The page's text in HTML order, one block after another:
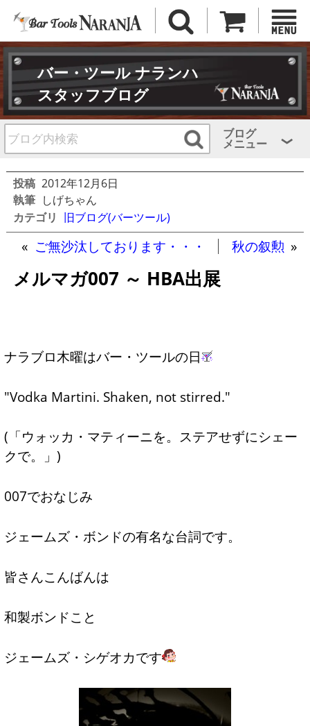
バー・ツール ナランハ
スタッフブログ
ブログ
メニュー
投稿 2012年12月6日
執筆 しげちゃん
カテゴリ 旧ブログ(バーツール)
« ご無沙汰しております・・・ 秋の叙勲 »
メルマガ007 ～ HBA出展
ナラブロ木曜はバー・ツールの日
"Vodka Martini. Shaken, not stirred."
(「ウォッカ・マティーニを。ステアせずにシェー
クで。」)
007でおなじみ
ジェームズ・ボンドの有名な台詞です。
皆さんこんばんは
和製ボンドこと
ジェームズ・シゲオカです